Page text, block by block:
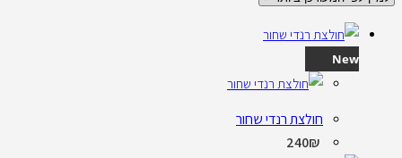
New
חולצת רנדי שחור
240₪